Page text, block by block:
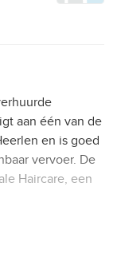
aan één van de
en is goed
vervoer. De
Haircare, een